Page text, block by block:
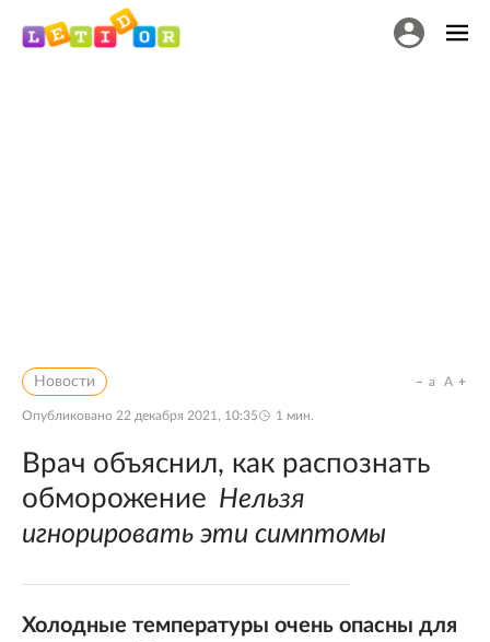
Новости
Опубликовано 22 декабря 2021, 10:35 1 мин.
a A
Врач объяснил, как распознать
обморожение Нельзя
игнорировать эти симптомы
Холодные температуры очень опасны для